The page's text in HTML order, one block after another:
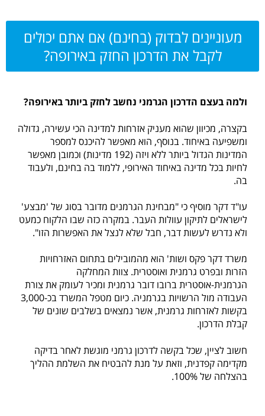
מעוניינים לבדוק (בחינם) אם אתם יכולים
לקבל את הדרכון החזק באירופה?
ולמה בעצם הדרכון הגרמני נחשב לחזק ביותר באירופה?
בקצרה, מכיוון שהוא מעניק אזרחות למדינה הכי עשירה, גדולה
ומשפיעה באיחוד. בנוסף, הוא מאפשר להיכנס למספר
המדינות הגדול ביותר ללא ויזה (192 מדינות) וכמובן מאפשר
לחיות בכל מדינה באיחוד האירופי, ללמוד בה בחינם, ולעבוד
בה.
עו"ד דקר מוסיף כי "מבחינת הגרמנים מדובר בסוג של 'מבצע'
לישראלים לתיקון עוולות העבר. במקרה כזה שבו הלקוח כמעט
ולא נדרש לעשות דבר, חבל שלא לנצל את האפשרות הזו".
משרד דקר פקס ושות' הוא מהמובילים בתחום האזרחויות
הזרות ובפרט גרמנית ואוסטרית. צוות המחלקה
הגרמנית-אוסטרית ברובו דובר גרמנית ומכיר לעומק את צורת
העבודה מול הרשויות בגרמניה. כיום מטפל המשרד בכ-3,000
בקשות לאזרחות גרמנית, אשר נמצאים בשלבים שונים של
קבלת הדרכון.
חשוב לציין, שכל בקשה לדרכון גרמני מוגשת לאחר בדיקה
מקדימה קפדנית, וזאת על מנת להבטיח את השלמת ההליך
בהצלחה של 100%.